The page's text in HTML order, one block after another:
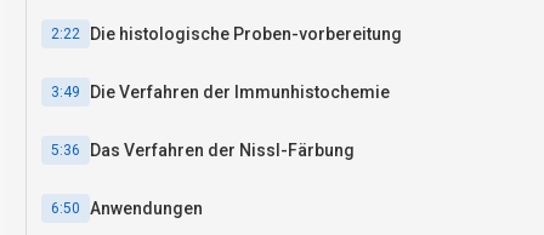
2:22 Die histologische Proben-vorbereitung
3:49 Die Verfahren der Immunhistochemie
5:36 Das Verfahren der Nissl-Färbung
6:50 Anwendungen